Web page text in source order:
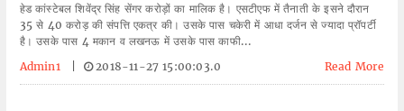
हेड कांस्टेबल शिवेंद्र सिंह सेंगर करोड़ों का मालिक है। एसटीएफ में तैनाती के इसने दौरान
35 से 40 करोड़ की संपत्ति एकत्र की। उसके पास चकेरी में आधा दर्जन से ज्यादा प्रॉपर्टी
है। उसके पास 4 मकान व लखनऊ में उसके पास काफी...
Admin1
2018-11-27 15:00:03.0 Read More